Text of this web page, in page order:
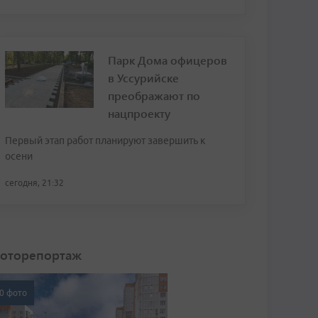
Парк Дома офицеров
в Уссурийске
преображают по
нацпроекту
Первый этап работ планируют завершить к
осени
сегодня, 21:32
фото